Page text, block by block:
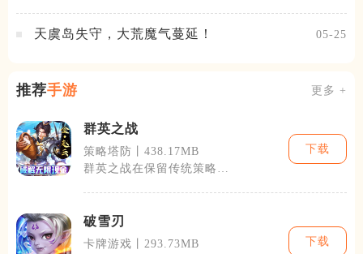
天虞岛失守，大荒魔气蔓延！ 05-25
推荐手游 更多 +
群英之战
策略塔防丨438.17MB
群英之战在保留传统策略游
下载
破雪刃
卡牌游戏丨293.73MB
下载